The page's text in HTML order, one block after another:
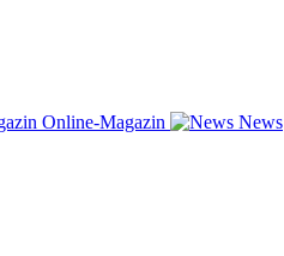
Online-Magazin
News